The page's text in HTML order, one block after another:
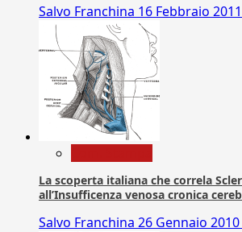
Salvo Franchina 16 Febbraio 2011
La scoperta italiana che correla
all’Insufficenza venosa cronica
Salvo Franchina 26 Gennaio 2010